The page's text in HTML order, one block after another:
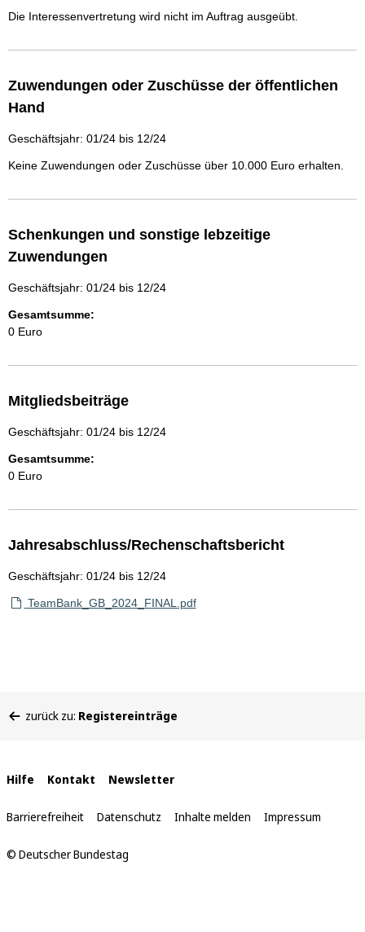
Die Interessenvertretung wird nicht im Auftrag ausgeübt.
Zuwendungen oder Zuschüsse der öffentlichen
Hand
Geschäftsjahr: 01/24 bis 12/24
Keine Zuwendungen oder Zuschüsse über 10.000 Euro erhalten.
Schenkungen und sonstige lebzeitige
Zuwendungen
Geschäftsjahr: 01/24 bis 12/24
Gesamtsumme:
0 Euro
Mitgliedsbeiträge
Geschäftsjahr: 01/24 bis 12/24
Gesamtsumme:
0 Euro
Jahresabschluss/Rechenschaftsbericht
Geschäftsjahr: 01/24 bis 12/24
TeamBank_GB_2024_FINAL.pdf
befinden
zurück zu: Registereinträge
Interne
Links
Hilfe Kontakt Newsletter
Barrierefreiheit Datenschutz Inhalte melden Impressum
© Deutscher Bundestag